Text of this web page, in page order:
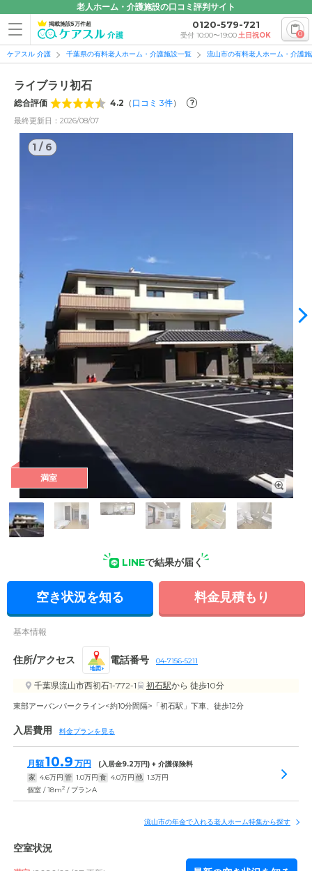
老人ホーム・介護施設の口コミ評判サイト
掲載施設5万件超 0120-579-721
受付 10:00〜19:00土日祝OK 0
ケアスル 介護 千葉県の有料老人ホーム・介護施設一覧 流山市の有料老人ホーム・介護
ライブラリ初石
総合評価 4.2 （ 口コミ 3件） ?
最終更新日：2026/08/07
1 / 6
1/6
外観: 和モダンな雰囲気の外観。専用の駐車スペースを確保し
ています。ご家族がお車でご来訪の際にはぜひご利用くださ
満室
LINEで結果が届く
空き状況を知る 料金見積もり
基本情報
住所/アクセス
地図
電話番号 04-7156-5211
千葉県流山市西初石1-772-1 初石駅から 徒歩10分
東部アーバンパークライン<約10分間隔>「初石駅」下車、徒歩12分
入居費用 料金プランを見る
月額10.9 万円 (入居金9.2万円) + 介護保険料
家 4.6万円 管 1.0万円 食 4.0万円 他 1.3万円
個室 / 18m2 / プランA
流山市の年金で入れる老人ホーム特集から探す
空室状況